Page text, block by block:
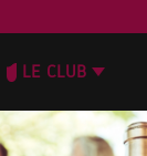
LE CLUB